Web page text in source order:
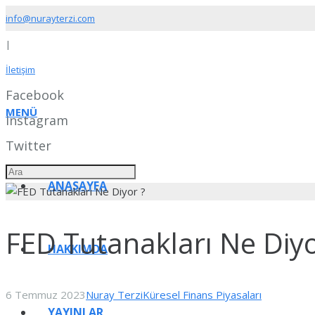
info@nurayterzi.com
|
İletişim
Facebook
Instagram
Twitter
MENÜ
ANASAYFA
HAKKIMDA
FED Tutanakları Ne
6 Temmuz 2023Nuray TerziKüresel Finans Piyasaları